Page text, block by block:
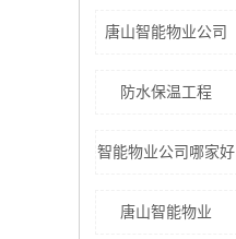
唐山智能物业公司
防水保温工程
智能物业公司哪家好
唐山智能物业